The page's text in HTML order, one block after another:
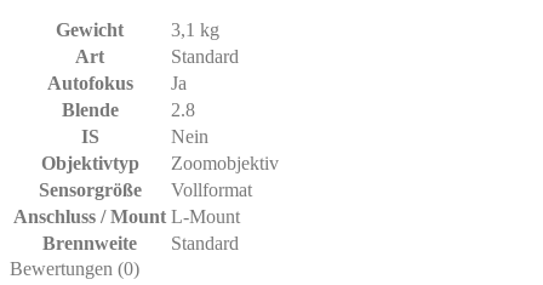
Gewicht
3,1 kg
Art
Standard
Autofokus
Ja
Blende
2.8
IS
Nein
Objektivtyp
Zoomobjektiv
Sensorgröße
Vollformat
Anschluss / Mount L-Mount
Brennweite
Standard
Bewertungen (0)